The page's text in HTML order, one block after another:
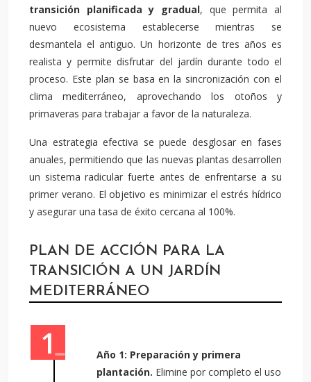
transición planificada y gradual, que permita al
nuevo ecosistema establecerse mientras se
desmantela el antiguo. Un horizonte de tres años es
realista y permite disfrutar del jardín durante todo el
proceso. Este plan se basa en la sincronización con el
clima mediterráneo, aprovechando los otoños y
primaveras para trabajar a favor de la naturaleza.
Una estrategia efectiva se puede desglosar en fases
anuales, permitiendo que las nuevas plantas desarrollen
un sistema radicular fuerte antes de enfrentarse a su
primer verano. El objetivo es minimizar el estrés hídrico
y asegurar una tasa de éxito cercana al 100%.
PLAN DE ACCIÓN PARA LA
TRANSICIÓN A UN JARDÍN
MEDITERRÁNEO
Año 1: Preparación y primera
plantación. Elimine por completo el uso